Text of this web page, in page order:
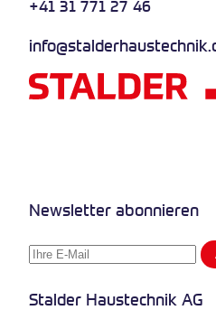
+41 31 771 27 46
Newsletter abonnieren
Stalder Haustechnik AG